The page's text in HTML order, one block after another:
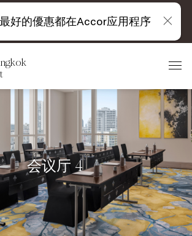
会议厅 4
好的優惠都在Accor应用程序